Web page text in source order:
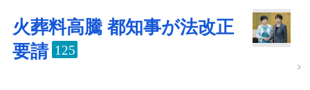
火葬料高騰 都知事が法改正
要請 125